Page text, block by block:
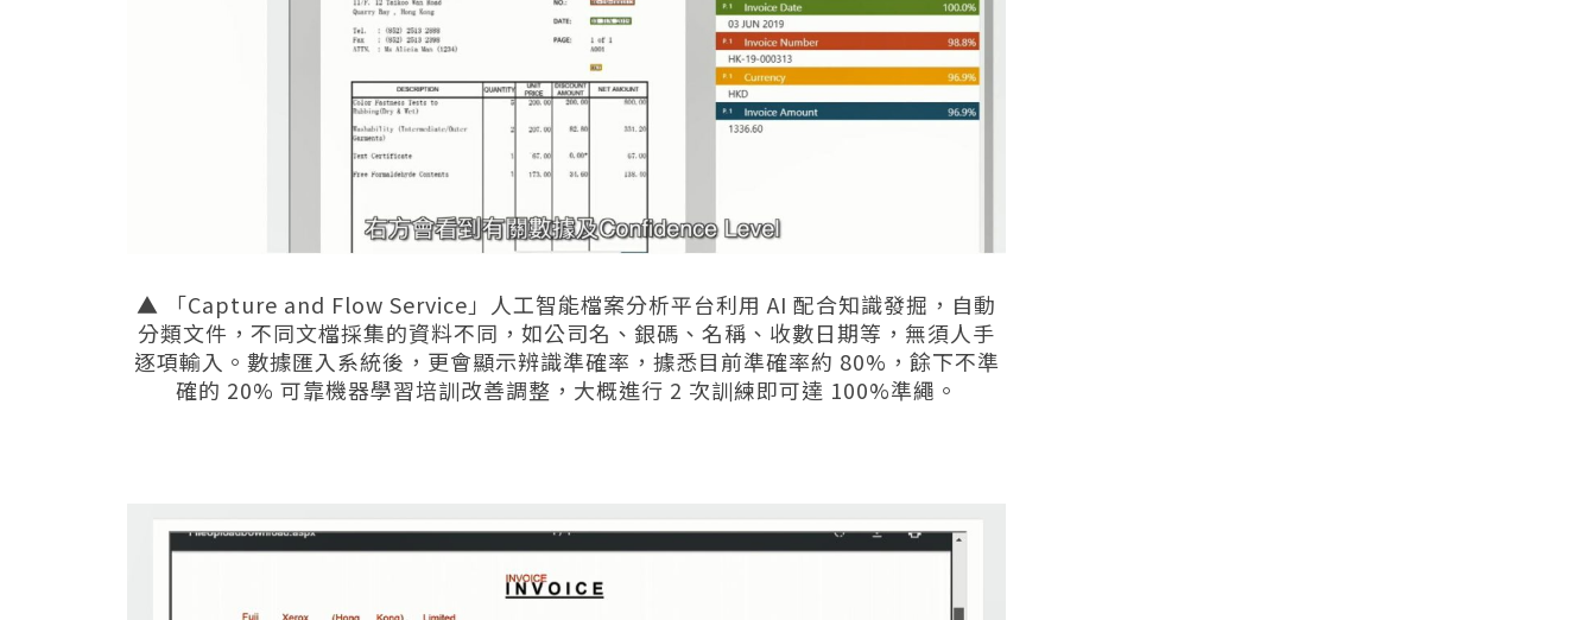
▲ 「Capture and Flow Service」人工智能檔案分析平台利用 AI 配合知識發掘，自動
分類文件，不同文檔採集的資料不同，如公司名、銀碼、名稱、收數日期等，無須人手
逐項輸入。數據匯入系統後，更會顯示辨識準確率，據悉目前準確率約 80%， 餘下不準
確的 20% 可靠機器學習培訓改善調整，大概進行 2 次訓練即可達 100%準繩。